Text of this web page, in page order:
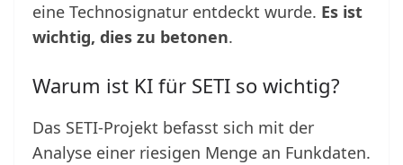
eine Technosignatur entdeckt wurde. Es ist
wichtig, dies zu betonen.
Warum ist KI für SETI so wichtig?
Das SETI-Projekt befasst sich mit der
Analyse einer riesigen Menge an Funkdaten.